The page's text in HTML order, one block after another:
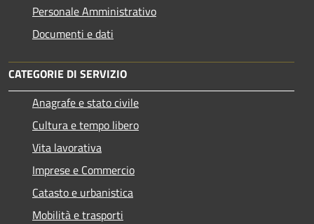
Personale Amministrativo
Documenti e dati
CATEGORIE DI SERVIZIO
Anagrafe e stato civile
Cultura e tempo libero
Vita lavorativa
Imprese e Commercio
Catasto e urbanistica
Mobilità e trasporti